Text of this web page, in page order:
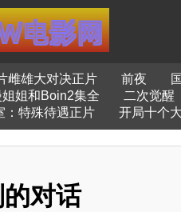
雌雄大对决正片 前夜
姐和Boin2集全 二次觉醒
：特殊待遇正片 开局十个
对话